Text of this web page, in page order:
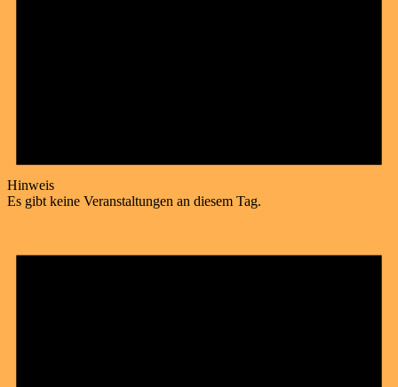
Hinweis
Es gibt keine Veranstaltungen an diesem Tag.